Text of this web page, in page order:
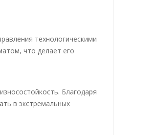
технологическими
что делает его
Благодаря
в экстремальных